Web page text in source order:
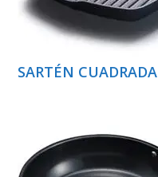
SARTÉN CUADRADA